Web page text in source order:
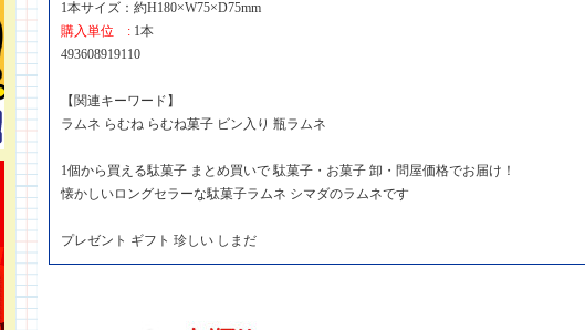
1本サイズ：約H180×W75×D75mm
購入単位 : 1本
493608919110
【関連キーワード】
ラムネ らむね らむね菓子 ビン入り 瓶ラムネ
1個から買える駄菓子 まとめ買いで 駄菓子・お菓子 卸・問屋価格でお届け！
懐かしいロングセラーな駄菓子ラムネ シマダのラムネです
プレゼント ギフト 珍しい しまだ